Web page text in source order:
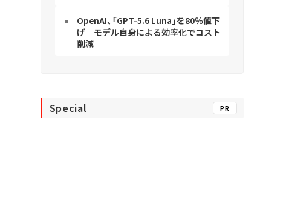
OpenAI、「GPT-5.6 Luna」を80％値下
げ モデル自身による効率化でコスト
削減
Special PR